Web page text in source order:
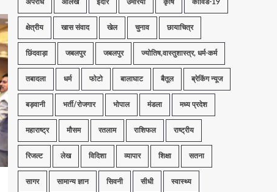
अपराध आलेख इंदौर उमरिया कृषि कोविड-19
क्षेत्रीय खास संवाद खेल चुनाव छायाचित्र
छिंदवाड़ा जबलपुर जबलपुर ज्योतिष,वास्तुशास्त्र, धर्म-कर्म
तबादला धर्म फोटो बालाघाट बैतूल ब्रेकिंग न्यूज
बड़वानी भर्ती/रोजगार भोपाल मंडला मध्य प्रदेश
महाराष्ट्र मौसम रतलाम राशिफल राष्ट्रीय
रिजल्ट लेख विदिशा व्यापार शिक्षा सतना
सागर सामान्य ज्ञान सिवनी सीधी स्वास्थ्य